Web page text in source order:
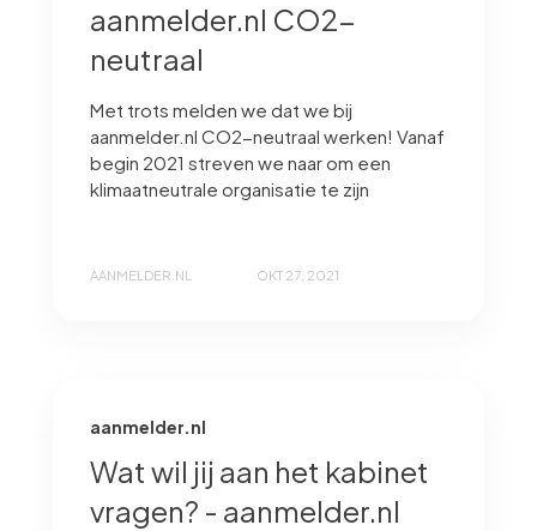
aanmelder.nl CO2-
neutraal
Met trots melden we dat we bij
aanmelder.nl CO2-neutraal werken! Vanaf
begin 2021 streven we naar om een
klimaatneutrale organisatie te zijn
AANMELDER.NL OKT 27, 2021
aanmelder.nl
Wat wil jij aan het kabinet
vragen? - aanmelder.nl